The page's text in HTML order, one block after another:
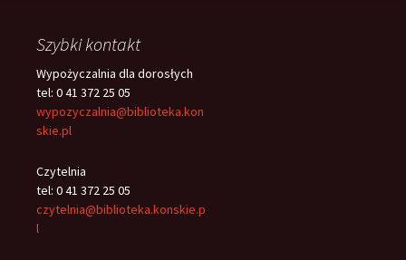
Szybki kontakt
Wypożyczalnia dla dorosłych
tel: 0 41 372 25 05
wypozyczalnia@biblioteka.kon
skie.pl
Czytelnia
tel: 0 41 372 25 05
czytelnia@biblioteka.konskie.p
l